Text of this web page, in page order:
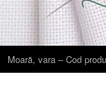
Moară, vara – Cod